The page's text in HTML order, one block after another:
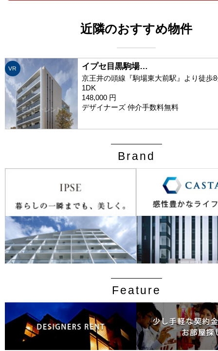
近隣のおすすめ物件
VR イプセ目黒駒場…
京王井の頭線『駒場東大前駅』より徒歩
1DK
148,000 円
デザイナーズ 仲介手数料無料
Brand
Feature